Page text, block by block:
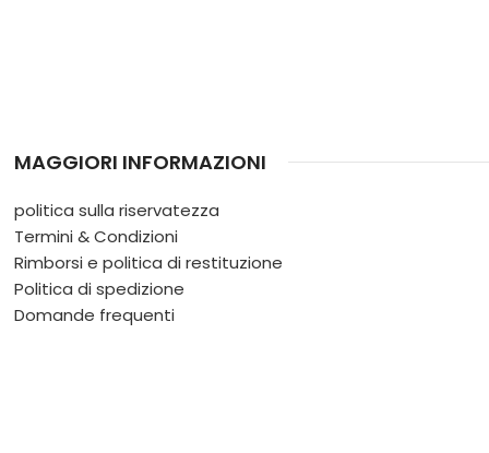
MAGGIORI INFORMAZIONI
politica sulla riservatezza
Termini & Condizioni
Rimborsi e politica di restituzione
Politica di spedizione
Domande frequenti